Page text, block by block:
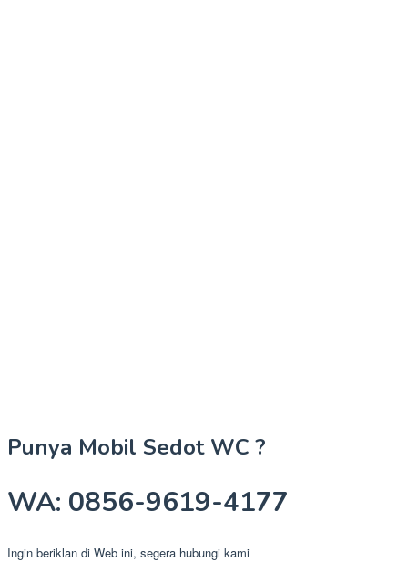
Punya Mobil Sedot WC ?
WA: 0856-9619-4177
Ingin beriklan di Web ini, segera hubungi kami